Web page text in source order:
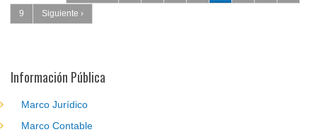
9 Siguiente ›
Información Pública
Marco Jurídico
Marco Contable